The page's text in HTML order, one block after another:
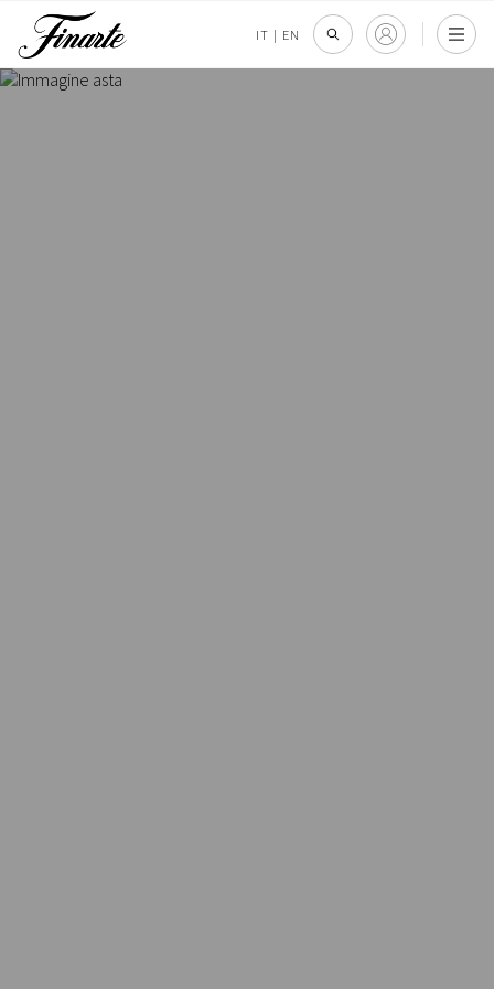
IT | EN